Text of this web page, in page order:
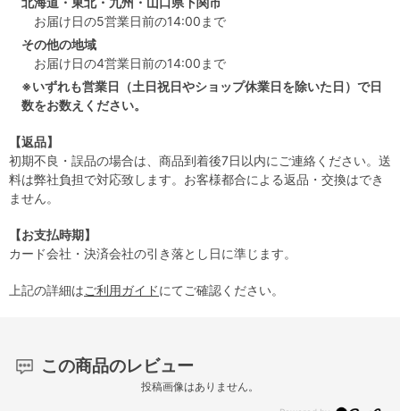
お届け日の5営業日前の14:00まで
その他の地域
お届け日の4営業日前の14:00まで
※いずれも営業日（土日祝日やショップ休業日を除いた日）で日
数をお数えください。
【返品】
初期不良・誤品の場合は、商品到着後7日以内にご連絡ください。送
料は弊社負担で対応致します。お客様都合による返品・交換はでき
ません。
【お支払時期】
カード会社・決済会社の引き落とし日に準じます。
上記の詳細はご利用ガイドにてご確認ください。
この商品のレビュー
投稿画像はありません。